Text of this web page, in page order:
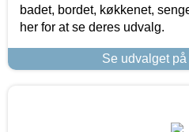
badet, bordet, køkkenet,
her for at se deres udvalg.
Se udvalget